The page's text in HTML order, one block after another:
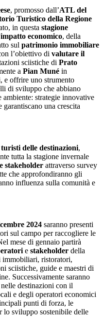
, promosso dall’ATL del
Turistico della Regione
in questa stagione
impatto economico, della
sul patrimonio immobiliare
l’obiettivo di valutare il
sciistiche di Prato
a Pian Muné in
e offrire uno strumento
di sviluppo che abbiano
strategie innovative
una crescita
turisti delle destinazioni,
tutta la stagione invernale
stakeholder attraverso survey
che approfondiranno gli
influenza sulla comunità e
2024 saranno presenti
sul campo per raccogliere le
mese di gennaio partirà
e stakeholder della
immobiliari, ristoratori,
sciistiche, guide e maestri di
Successivamente saranno
destinazioni con il
e degli operatori economici
punti di forza, le
lo sviluppo sostenibile delle